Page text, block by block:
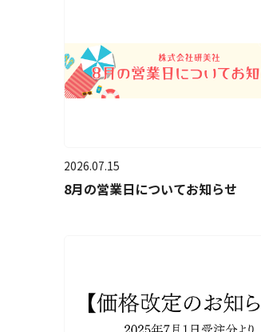
2026.07.15
8月の営業日についてお知らせ